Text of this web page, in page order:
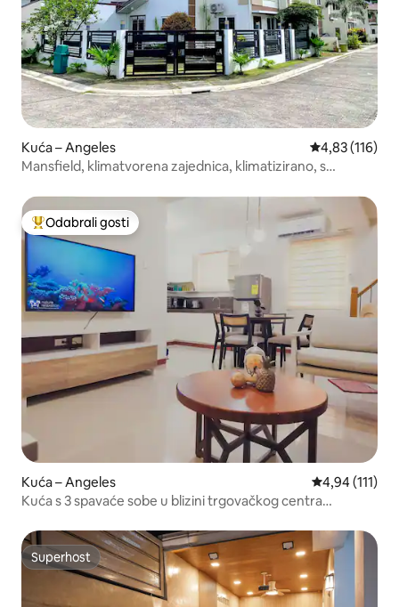
Kuća – Angeles Prosječna
4,83 (116)
Mansfield, klimatvorena zajednica, klimatizirano, s
Među najviše rangiranima s oznakom „Odabrali gosti”
Odabrali gosti
Kuća – Angeles Prosječna
4,94 (111)
Kuća s 3 spavaće sobe u blizini trgovačkog centra
Superhost
Superhost